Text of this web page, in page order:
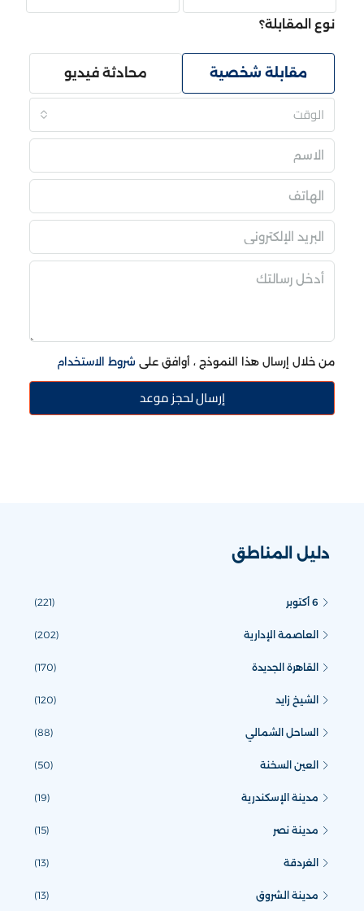
نوع المقابلة؟
مقابلة شخصية محادثة فيديو
الوقت
من خلال إرسال هذا النموذج ، أوافق على شروط الاستخدام
إرسال لحجز موعد
دليل المناطق
6 أكتوبر (221)
العاصمة الإدارية (202)
القاهرة الجديدة (170)
الشيخ زايد (120)
الساحل الشمالي (88)
العين السخنة (50)
مدينة الإسكندرية (19)
مدينة نصر (15)
الغردقة (13)
مدينة الشروق (13)